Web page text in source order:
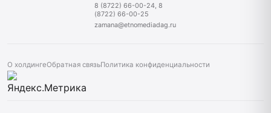
8 (8722) 66-00-24, 8
(8722) 66-00-25
zamana@etnomediadag.ru
О холдингеОбратная связьПолитика конфиденциальности